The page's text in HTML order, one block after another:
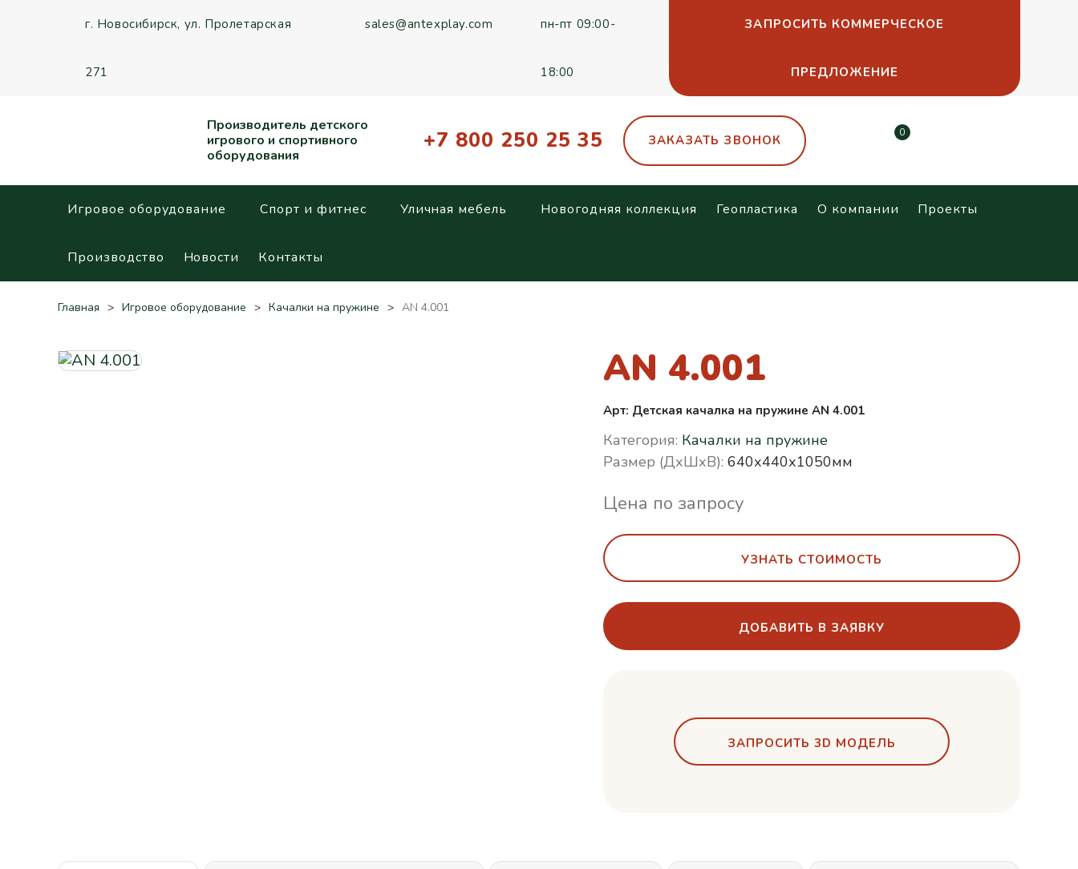
г. Новосибирск, ул. Пролетарская
271
sales@antexplay.com пн-пт 09:00-
18:00
ЗАПРОСИТЬ КОММЕРЧЕСКОЕ
ПРЕДЛОЖЕНИЕ
Производитель детского
игрового и спортивного
оборудования
+7 800 250 25 35 ЗАКАЗАТЬ ЗВОНОК 0
Игровое оборудование Спорт и фитнес Уличная мебель Новогодняя коллекция Геопластика О компании Проекты
Производство Новости Контакты
Главная Игровое оборудование Качалки на пружине AN 4.001
AN 4.001
Арт: Детская качалка на пружине AN 4.001
Категория: Качалки на пружине
Размер (ДхШхВ): 640х440х1050мм
Цена по запросу
УЗНАТЬ СТОИМОСТЬ
ДОБАВИТЬ В ЗАЯВКУ
ЗАПРОСИТЬ 3D МОДЕЛЬ